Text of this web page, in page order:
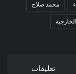
محمد صلاح
تعليقات